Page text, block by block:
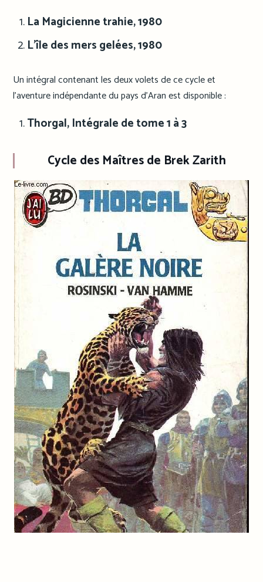
La Magicienne trahie, 1980
L’île des mers gelées, 1980
Un intégral contenant les deux volets de ce cycle et
l’aventure indépendante du pays d’Aran est disponible :
Thorgal, Intégrale de tome 1 à 3
Cycle des Maîtres de Brek Zarith